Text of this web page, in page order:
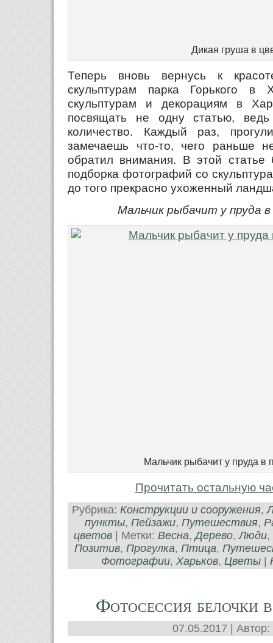
Дикая груша в
Теперь вновь вернусь к
скульптурам парка Горького в
скульптурам и декорациям в
посвящать не одну статью,
количество. Каждый раз,
замечаешь что-то, чего раньше
обратил внимания. В этой статье
подборка фотографий со
до того прекрасно ухоженный
Мальчик рыбачит у пруда в
Мальчик рыбачит у пруда в
Прочитать остальную
Рубрика: Конструкции и сооружения,
пункты, Пейзажи, Путешествия,
цветов| Метки: Весна,Дерево,Люди,
Позитив, Прогулка, Птица,
Фотографии, Харьков, Цветы|
Фотосессия белочки
07.05.2017 | Автор: